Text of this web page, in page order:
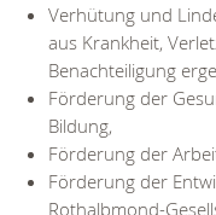
Verhütung und
aus Krankheit,
Benachteiligung
Förderung der
Bildung,
Förderung der
Förderung der
Rothalbmond-